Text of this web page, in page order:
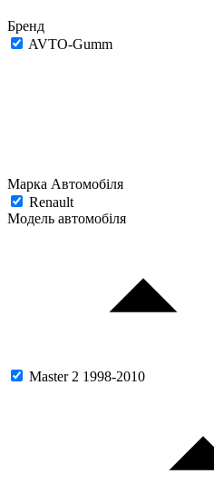
Бренд
AVTO-Gumm
Марка Автомобіля
Renault
Модель автомобіля
Master 2 1998-2010